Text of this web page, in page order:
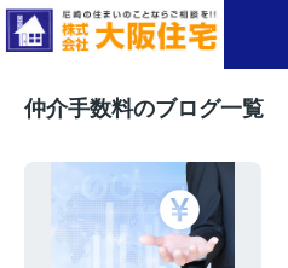
仲介手数料のブログ一覧